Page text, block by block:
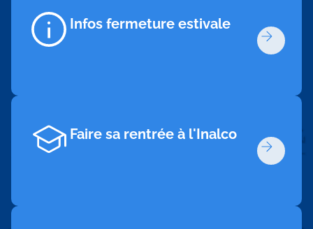
Infos fermeture estivale
Faire sa rentrée à l'Inalco